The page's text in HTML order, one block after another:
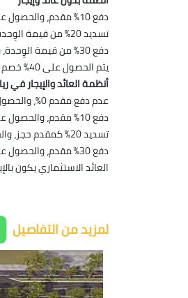
دفع 10% مقدم، والحصول على 20% خصم، وتقسيط باقي القيمة على 5 سنوات.
تسديد 20% من قيمة الوِحدة الكُلي، والحصول على 25% خصم، وتقسيط الباقي على 6 سنوات.
دفع 30% من قيمة الوِحدة، والحصول على 30% خصم، وتقسيط باقي المبلغ على 8 سنوات.
يتم الحصول على 40% خصم عند الدفع الكاش.
أنظمة العائد والإيجار في
عدم دفع مقدم 0%، والحصول على 5% خصم، وتقسيط باقي المبلغ على 5 سنوات، بعائد استثماري يصل إلى 30%.
دفع 10% مقدم، والحصول على 10% خصم، والباقي بالتقسيط على 5 سنوات، مع الحصول على العائد الاستثماري بقيمة 35%.
تسديد 20% كمقدم حجز، والحصول على 10% خصم، وتقسيط الباقي على 6 سنوات، مع الحصول على 40% عائد استثماري.
دفع 30% مقدم، والحصول على 5% خصم، مع تقسيط باقي المبلغ على 4 سنوات، بعائد استثماري بقيمة 60%.
العائد الاستثماري يكون
لمزيد من التفاصيل